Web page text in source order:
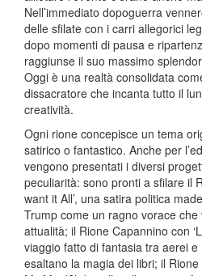
Nell’immediato dopoguerra
delle sfilate con i carri allegorici
dopo momenti di pausa e
raggiunse il suo massimo
Oggi è una realtà consolidata
dissacratore che incanta tutto il
creatività.
Ogni rione concepisce un tema
satirico o fantastico. Anche per
vengono presentati i diversi
peculiarità: sono pronti a sfilare il
want it All’, una satira politica
Trump come un ragno vorace
attualità; il Rione Capannino con
viaggio fatto di fantasia tra aerei
esaltano la magia dei libri; il